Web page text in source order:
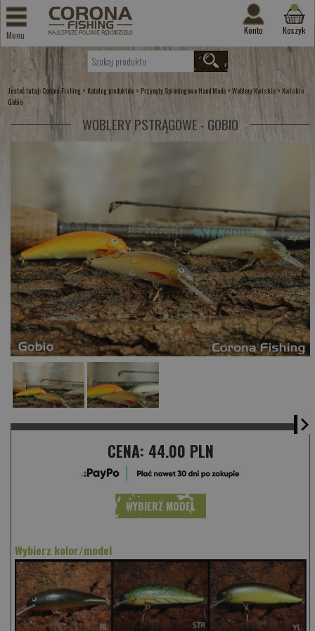
Menu Konto Koszyk
Jesteś tutaj: Corona-Fishing > Katalog produktów > Przynęty Spinningowe Hand Made >Woblery Kwiskie > Kwiskie
Gobio
WOBLERY PSTRĄGOWE - GOBIO
CENA: 44.00 PLN
WYBIERZ MODEL
Wybierz kolor/model